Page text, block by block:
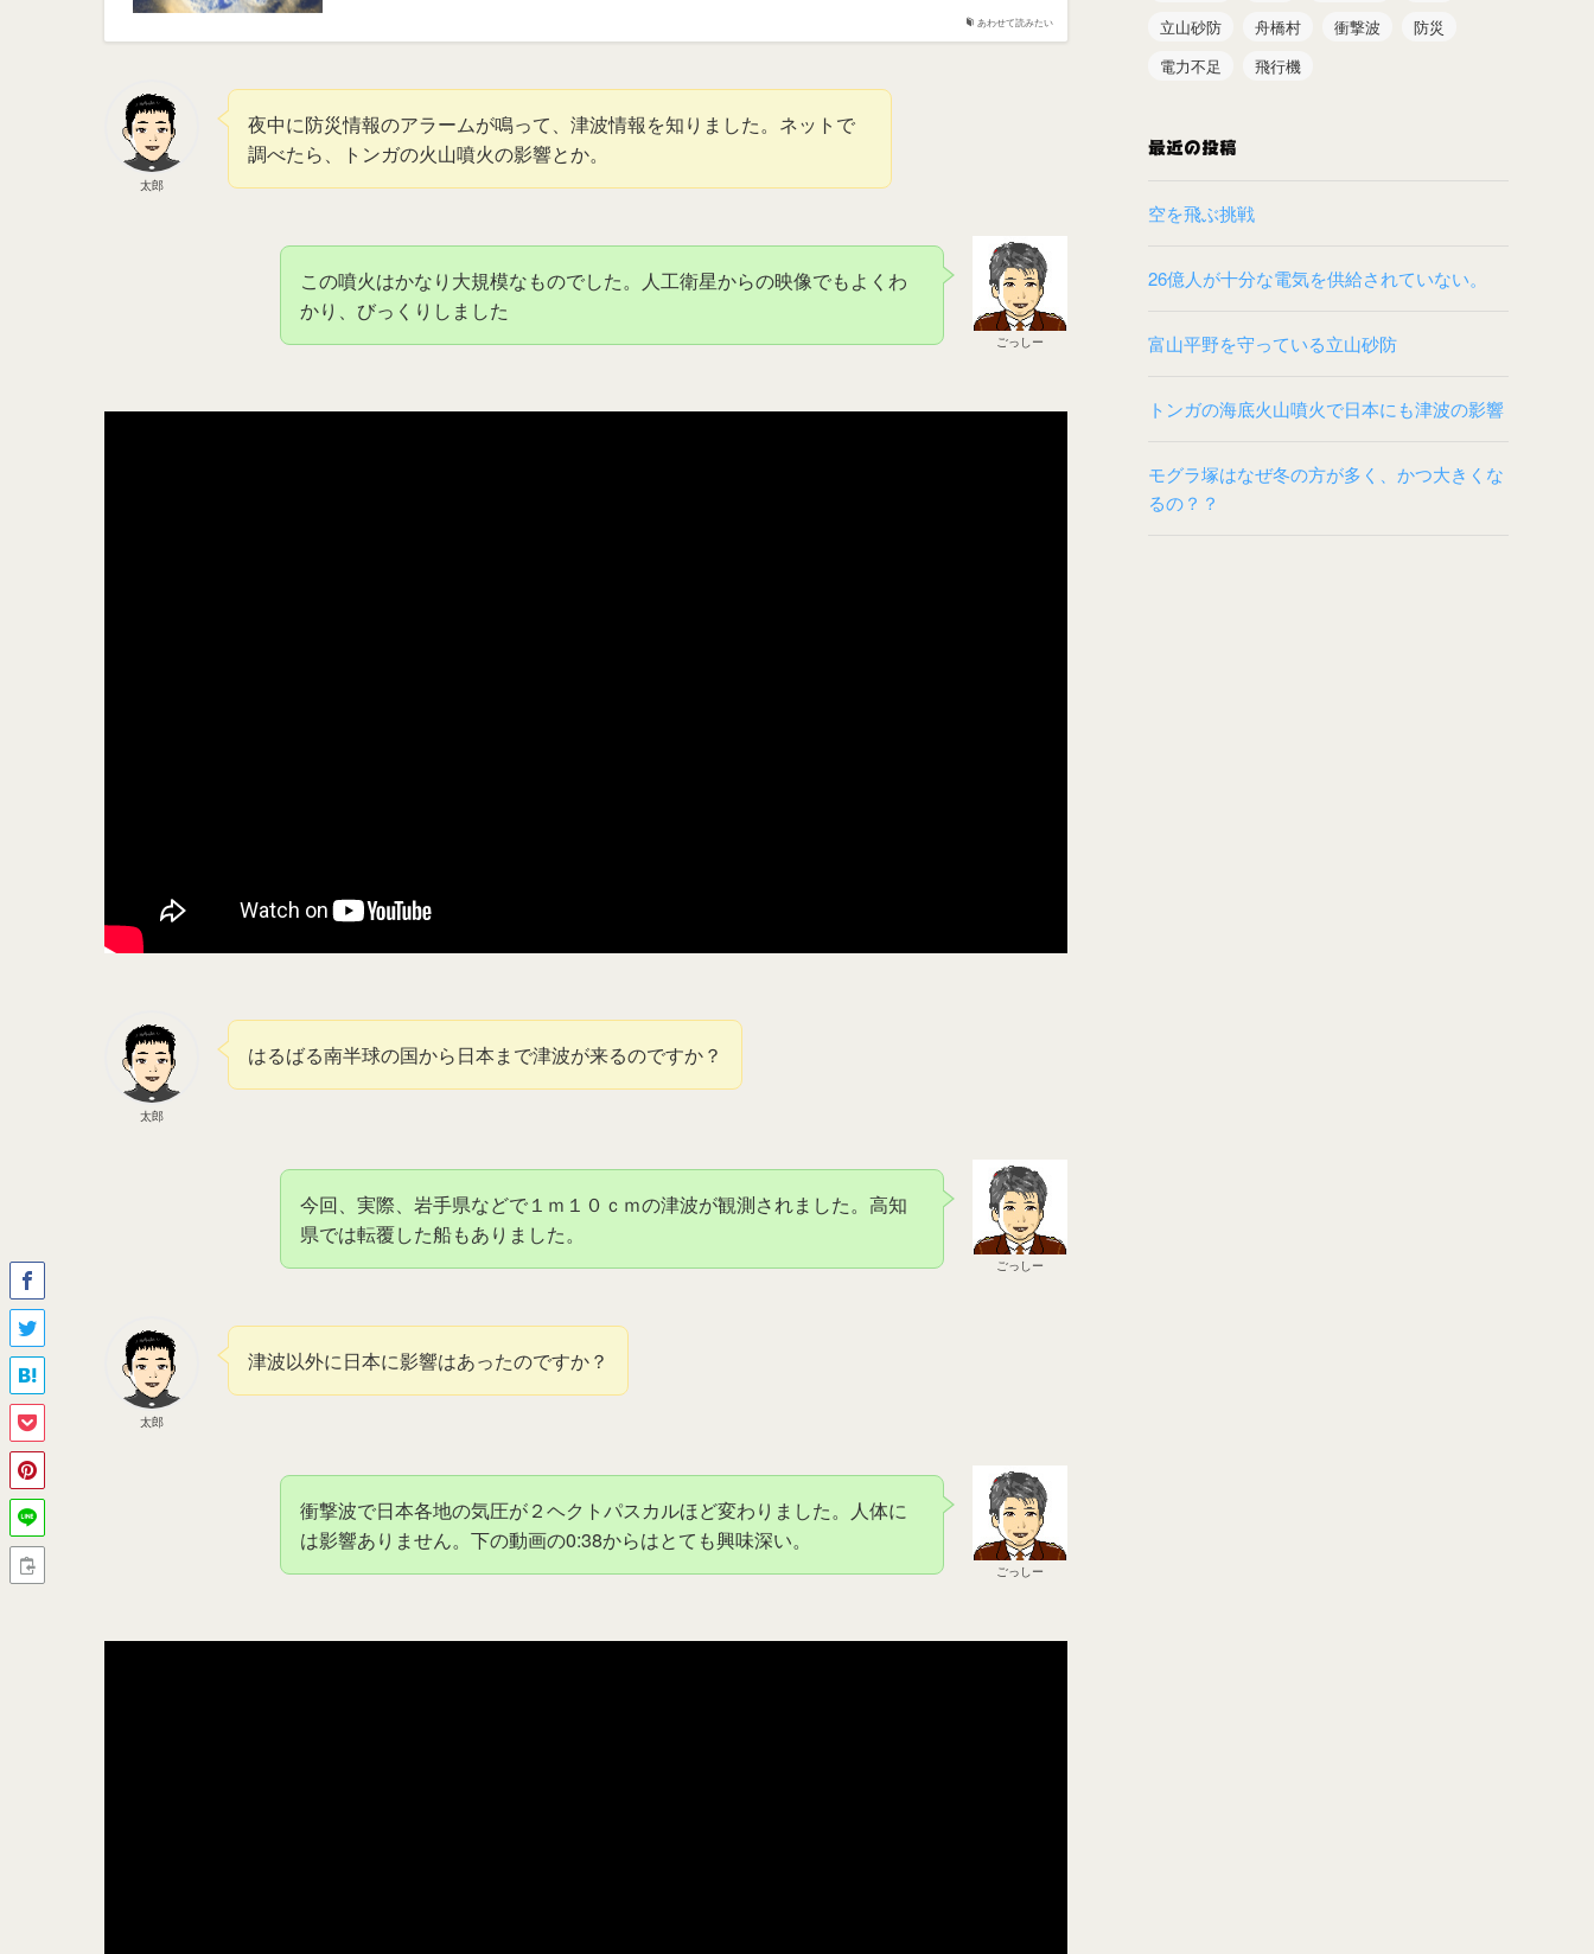
あわせて読みたい
太郎
夜中に防災情報のアラームが鳴って、津波情報を知りました。ネットで
調べたら、トンガの火山噴火の影響とか。
ごっしー
この噴火はかなり大規模なものでした。人工衛星からの映像でもよくわ
かり、びっくりしました
太郎
はるばる南半球の国から日本まで津波が来るのですか？
ごっしー
今回、実際、岩手県などで１ｍ１０ｃｍの津波が観測されました。高知
県では転覆した船もありました。
太郎
津波以外に日本に影響はあったのですか？
ごっしー
衝撃波で日本各地の気圧が２ヘクトパスカルほど変わりました。人体に
は影響ありません。下の動画の0:38からはとても興味深い。
立山砂防
舟橋村 衝撃波
防災
電力不足
飛行機
最近の投稿
空を飛ぶ挑戦
26億人が十分な電気を供給されていない。
富山平野を守っている立山砂防
トンガの海底火山噴火で日本にも津波の影響
モグラ塚はなぜ冬の方が多く、かつ大きくな
るの？？